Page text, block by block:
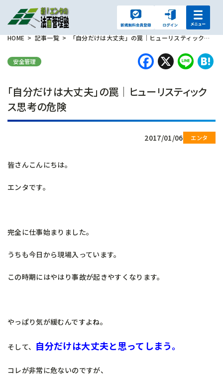
HOME 記事一覧 「自分だけは大丈夫」の罠｜ヒューリスティックス思考の危険
安全管理 X
「自分だけは大丈夫」の罠｜ヒューリスティック
ス思考の危険
2017/01/06
皆さんこんにちは。
エンタです。
完全に仕事始まりました。
うちも今日から現場入っています。
この時期にはやはり事故が起きやすくなります。
やっぱり気が緩むんですよね。
そして、 自分だけは大丈夫と思ってしまう。
コレが非常に危ないのですが、